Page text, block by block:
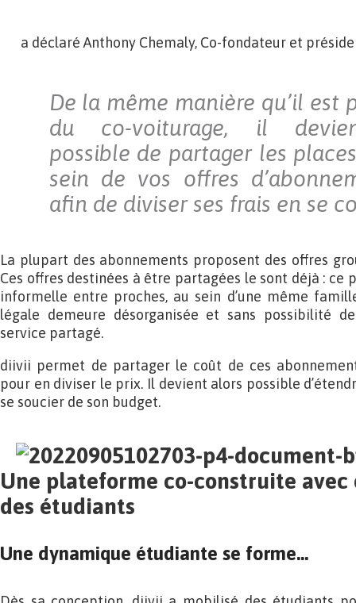
a déclaré Anthony Chemaly, Co-fondateur et
De la même manière qu’il est
du co-voiturage, il
possible de partager les
sein de vos offres
afin de diviser ses frais en se
La plupart des abonnements proposent des offres
Ces offres destinées à être partagées le sont déjà : ce
informelle entre proches, au sein d’une même
légale demeure désorganisée et sans possibilité
service partagé.
diivii permet de partager le coût de ces
pour en diviser le prix. Il devient alors possible
se soucier de son budget.
Une plateforme co-construite
des étudiants
Une dynamique étudiante se forme…